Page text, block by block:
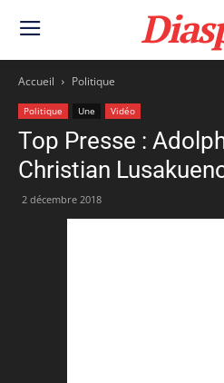
Accueil Politique
Politique Une Vidéo
Top Presse :
Christian
2 décembre 2018